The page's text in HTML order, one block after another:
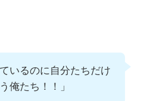
いるのに自分たちだけ
俺たち！！」